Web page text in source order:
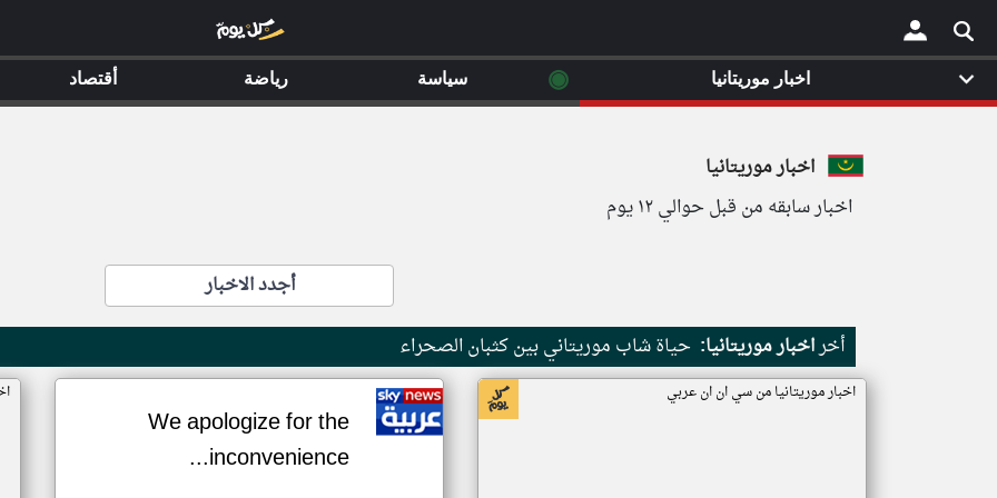
×
اخبار موريتانيا
اخبار سابقه من قبل حوالي ١٢ يوم
أجدد الاخبار
أخراخبار موريتانيا: حياة شاب موريتاني بين كثبان الصحراء
اخبار موريتانيا من سي ان ان عربي
We apologize for the
inconvenience...
اخبار موريتانيا ◉ سياسة رياضة أقتصاد